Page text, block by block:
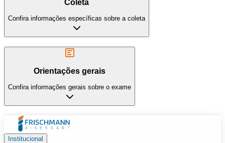
Coleta
Confira informações específicas sobre a coleta
Orientações gerais
Confira informações gerais sobre o exame
Institucional